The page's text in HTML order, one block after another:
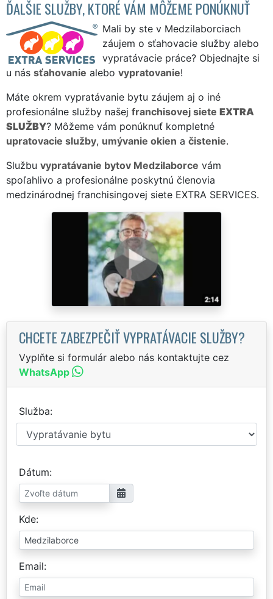
ĎALŠIE SLUŽBY, KTORÉ VÁM MÔŽEME PONÚKNUŤ
Mali by ste v Medzilaborciach
záujem o sťahovacie služby alebo
vypratávacie práce? Objednajte si
u nás sťahovanie alebo vypratovanie!
Máte okrem vypratávanie bytu záujem aj o iné
profesionálne služby našej franchisovej siete EXTRA
SLUŽBY? Môžeme vám ponúknuť kompletné
upratovacie služby, umývanie okien a čistenie.
Službu vypratávanie bytov Medzilaborce vám
spoľahlivo a profesionálne poskytnú členovia
medzinárodnej franchisingovej siete EXTRA SERVICES.
CHCETE ZABEZPEČIŤ VYPRATÁVACIE SLUŽBY?
Vyplňte si formulár alebo nás kontaktujte cez
WhatsApp
Služba
Dátum
Kde
Email